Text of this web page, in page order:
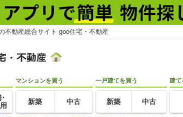
不動産総合サイト goo住宅・不動産
マンションを買う
新築 中古
一戸建てを買う
新築 中古
建て